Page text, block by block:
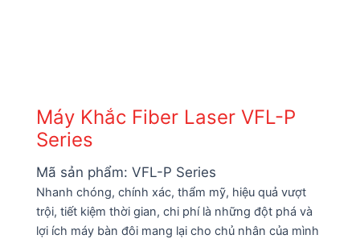
Máy Khắc Fiber Laser VFL-P
Series
Mã sản phẩm: VFL-P Series
Nhanh chóng, chính xác, thẩm mỹ, hiệu quả vượt
trội, tiết kiệm thời gian, chi phí là những đột phá và
lợi ích máy bàn đôi mang lại cho chủ nhân của mình